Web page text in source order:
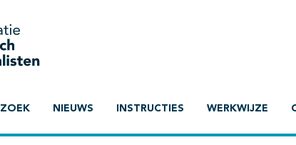
ZOEK NIEUWS INSTRUCTIES WERKWIJZE